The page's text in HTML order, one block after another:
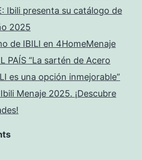
Ibili presenta su catálogo de
2025
de IBILI en 4HomeMenaje
PAÍS “La sartén de Acero
es una opción inmejorable”
Menaje 2025. ¡Descubre